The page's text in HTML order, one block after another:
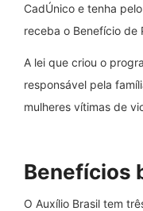
CadÚnico e tenha
receba o Benefício de
A lei que criou o
responsável pela
mulheres vítimas de
Benefícios
O Auxílio Brasil tem